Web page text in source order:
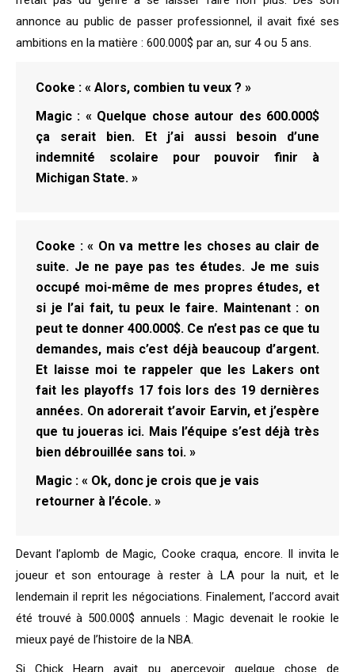
annonce au public de passer professionnel, il avait fixé ses
ambitions en la matière : 600.000$ par an, sur 4 ou 5 ans.
Cooke : « Alors, combien tu veux ? »
Magic : « Quelque chose autour des 600.000$
ça serait bien. Et j’ai aussi besoin d’une
indemnité scolaire pour pouvoir finir à
Michigan State. »
Cooke : « On va mettre les choses au clair de
suite. Je ne paye pas tes études. Je me suis
occupé moi-même de mes propres études, et
si je l’ai fait, tu peux le faire. Maintenant : on
peut te donner 400.000$. Ce n’est pas ce que tu
demandes, mais c’est déjà beaucoup d’argent.
Et laisse moi te rappeler que les Lakers ont
fait les playoffs 17 fois lors des 19 dernières
années. On adorerait t’avoir Earvin, et j’espère
que tu joueras ici. Mais l’équipe s’est déjà très
bien débrouillée sans toi. »
Magic : « Ok, donc je crois que je vais
retourner à l’école. »
Devant l’aplomb de Magic, Cooke craqua, encore. Il invita le
joueur et son entourage à rester à LA pour la nuit, et le
lendemain il reprit les négociations. Finalement, l’accord avait
été trouvé à 500.000$ annuels : Magic devenait le rookie le
mieux payé de l’histoire de la NBA.
Si Chick Hearn avait pu apercevoir quelque chose de